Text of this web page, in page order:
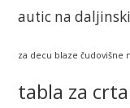
autic na daljinski
za decu blaze čudovišne
tabla za